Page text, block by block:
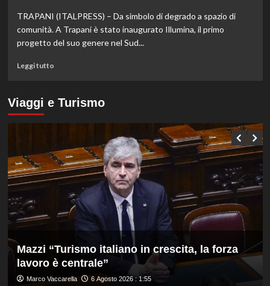
e
Femminile
dal
trampolino
3
Parigi.
Conte
nel
sincro
dalla
piattaforma
metri
TRAPANI (ITALPRESS) – Da simbolo di degrado a spazio di
comunità. A Trapani è stato inaugurato Illumina, il primo
progetto del suo genere nel Sud...
Leggi tuttoLeggi
su
Trapani
lo
sport
rigenera
piazza
di
spaccio
Viaggi e Turismo
Mazzi “Turismo italiano in crescita, la forza
lavoro è centrale”
Marco Vaccarella 6 Agosto 2026 : 1:55